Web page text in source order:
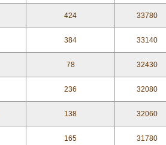
424 33780
384 33140
78 32430
236 32080
138 32060
165 31780